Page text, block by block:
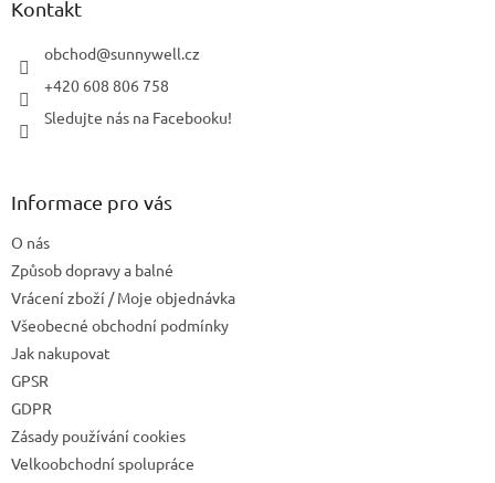
Kontakt
obchod@sunnywell.cz
+420 608 806 758
Sledujte nás na Facebooku!
Informace pro vás
O nás
Způsob dopravy a balné
Vrácení zboží / Moje objednávka
Všeobecné obchodní podmínky
Jak nakupovat
GPSR
GDPR
Zásady používání cookies
Velkoobchodní spolupráce